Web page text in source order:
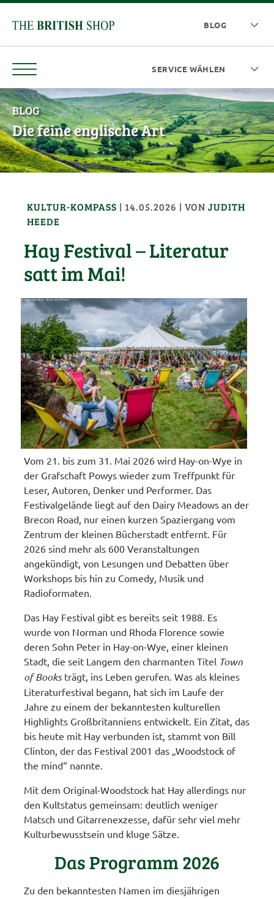
BLOG
Die feine englische Art
KULTUR-KOMPASS | 14.05.2026 | VONJUDITH
HEEDE
Hay Festival – Literatur
satt im Mai!
Vom 21. bis zum 31. Mai 2026 wird Hay-on-Wye in
der Grafschaft Powys wieder zum Treffpunkt für
Leser, Autoren, Denker und Performer. Das
Festivalgelände liegt auf den Dairy Meadows an der
Brecon Road, nur einen kurzen Spaziergang vom
Zentrum der kleinen Bücherstadt entfernt. Für
2026 sind mehr als 600 Veranstaltungen
angekündigt, von Lesungen und Debatten über
Workshops bis hin zu Comedy, Musik und
Radioformaten.
Das Hay Festival gibt es bereits seit 1988. Es
wurde von Norman und Rhoda Florence sowie
deren Sohn Peter in Hay-on-Wye, einer kleinen
Stadt, die seit Langem den charmanten Titel Town
of Booksträgt, ins Leben gerufen. Was als kleines
Literaturfestival begann, hat sich im Laufe der
Jahre zu einem der bekanntesten kulturellen
Highlights Großbritanniens entwickelt. Ein Zitat, das
bis heute mit Hay verbunden ist, stammt von Bill
Clinton, der das Festival 2001 das „Woodstock of
the mind“ nannte.
Mit dem Original-Woodstock hat Hay allerdings nur
den Kultstatus gemeinsam: deutlich weniger
Matsch und Gitarrenexzesse, dafür sehr viel mehr
Kulturbewusstsein und kluge Sätze.
Das Programm 2026
Zu den bekanntesten Namen im diesjährigen